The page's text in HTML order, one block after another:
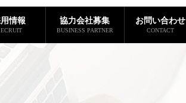
情報 協力会社募集
BUSINESS PARTNER
お問い合わせ
CONTACT